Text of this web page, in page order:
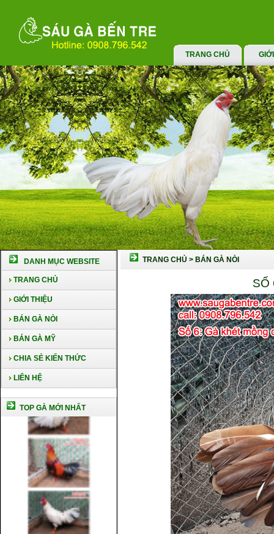
TRANG CHỦ
DANH MỤC WEBSITE
TRANG CHỦ
GIỚI THIỆU
BÁN GÀ NÒI
BÁN GÀ MỸ
CHIA SẺ KIẾN THỨC
LIÊN HỆ
TOP GÀ MỚI NHẤT
TRANG CHỦ > BÁN GÀ NÒI
SỐ